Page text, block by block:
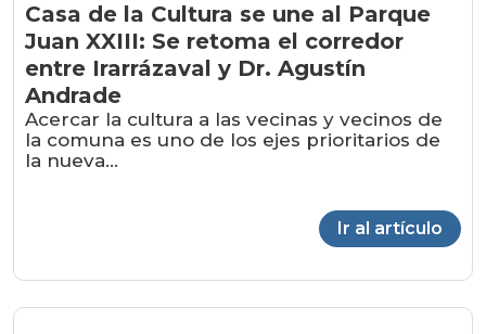
Casa de la Cultura se une al Parque
Juan XXIII: Se retoma el corredor
entre Irarrázaval y Dr. Agustín
Andrade
Acercar la cultura a las vecinas y vecinos de
la comuna es uno de los ejes prioritarios de
la nueva...
Ir al artículo